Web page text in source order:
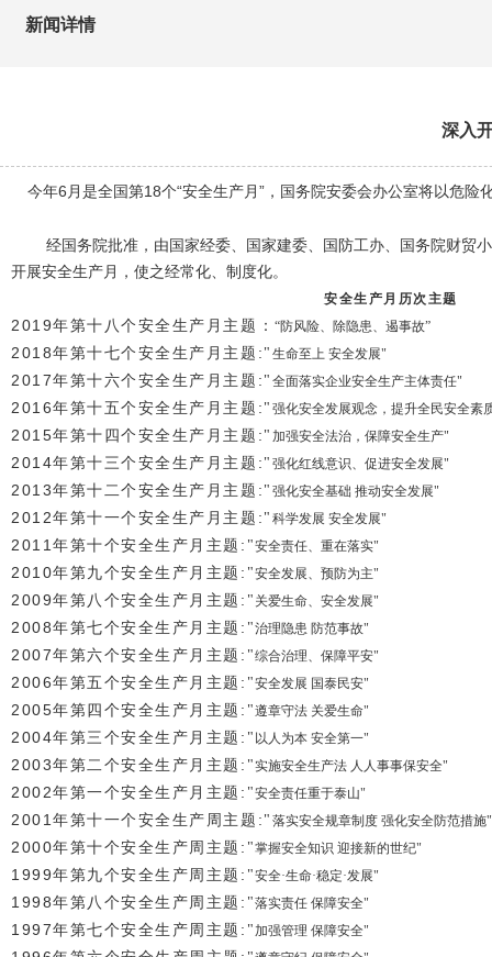
新闻详情
深入
今年6 月是全国第18个“安全生产月” ，国务院安委会办公室将以危险
经国务院批准，由国家经委、国家建委、国防工办、国务院财贸
开展安全生产月，使之经常化、制度化。
安全生产月历次主题
2019年第十八个安全生产月主题：“防风险、除隐患、遏事故”
2018年第十七个安全生产月主题 : " 生命至上 安全发展"
2017年第十六个安全生产月主题 : " 全面落实企业安全生产主体责任"
2016年第十五个安全生产月主题 : " 强化安全发展观念，提升全民安全素
2015年第十四个安全生产月主题 : " 加强安全法治，保障安全生产"
2014年第十三个安全生产月主题 : " 强化红线意识、促进安全发展"
2013年第十二个安全生产月主题 : " 强化安全基础 推动安全发展"
2012年第十一个安全生产月主题 : " 科学发展 安全发展"
2011年第十个安全生产月主题 : "安全责任、重在落实"
2010年第九个安全生产月主题 : "安全发展、预防为主"
2009年第八个安全生产月主题 : " 关爱生命、安全发展"
2008年第七个安全生产月主题 : "治理隐患 防范事故"
2007年第六个安全生产月主题 : "综合治理、保障平安"
2006年第五个安全生产月主题 : "安全发展 国泰民安"
2005年第四个安全生产月主题 : "遵章守法 关爱生命"
2004年第三个安全生产月主题 : " 以人为本 安全第一"
2003年第二个安全生产月主题 : "实施安全生产法 人人事事保安全"
2002年第一个安全生产月主题 : "安全责任重于泰山"
2001年第十一个安全生产周主题 : " 落实安全规章制度 强化安全防范措施"
2000年第十个安全生产周主题 : "掌握安全知识 迎接新的世纪"
1999年第九个安全生产周主题 : "安全·生命·稳定·发展"
1998年第八个安全生产周主题 : "落实责任 保障安全"
1997年第七个安全生产周主题 : "加强管理 保障安全"